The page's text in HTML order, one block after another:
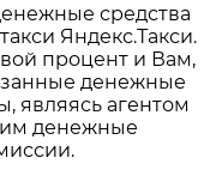
средства
Яндекс.Такси.
процент и Вам,
денежные
являясь агентом
им денежные